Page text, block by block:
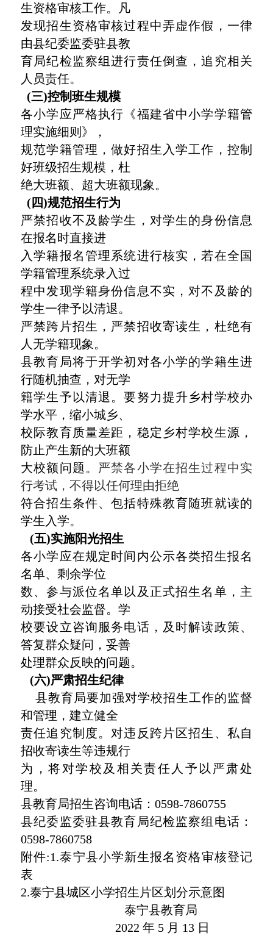
生资格审核工作。凡
发现招生资格审核过程中弄虚作假，一律
由县纪委监委驻县教
育局纪检监察组进行责任倒查，追究相关
人员责任。
(三)控制班生规模
各小学应严格执行《福建省中小学学籍管
理实施细则》，
规范学籍管理，做好招生入学工作，控制
好班级招生规模，杜
绝大班额、超大班额现象。
(四)规范招生行为
严禁招收不及龄学生，对学生的身份信息
在报名时直接进
入学籍报名管理系统进行核实，若在全国
学籍管理系统录入过
程中发现学籍身份信息不实，对不及龄的
学生一律予以清退。
严禁跨片招生，严禁招收寄读生，杜绝有
人无学籍现象。
县教育局将于开学初对各小学的学籍生进
行随机抽查，对无学
籍学生予以清退。要努力提升乡村学校办
学水平，缩小城乡、
校际教育质量差距，稳定乡村学校生源，
防止产生新的大班额
大校额问题。 严禁各小学在招生过程中实
行考试，不得以任何理由拒绝
符合招生条件、包括特殊教育随班就读的
学生入学。
(五)实施阳光招生
各小学应在规定时间内公示各类招生报名
名单、剩余学位
数、参与派位名单以及正式招生名单，主
动接受社会监督。学
校要设立咨询服务电话，及时解读政策、
答复群众疑问，妥善
处理群众反映的问题。
(六)严肃招生纪律
县教育局要加强对学校招生工作的监督
和管理，建立健全
责任追究制度。对违反跨片区招生、私自
招收寄读生等违规行
为，将对学校及相关责任人予以严肃处
理。
县教育局招生咨询电话：0598-7860755
县纪委监委驻县教育局纪检监察组电话：
0598-7860758
附件:1.泰宁县小学新生报名资格审核登记
表
2.泰宁县城区小学招生片区划分示意图
泰宁县教育局
2022 年 5 月 13 日